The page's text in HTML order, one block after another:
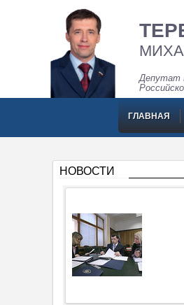
Депутат
ГЛАВНАЯ
НОВОСТИ